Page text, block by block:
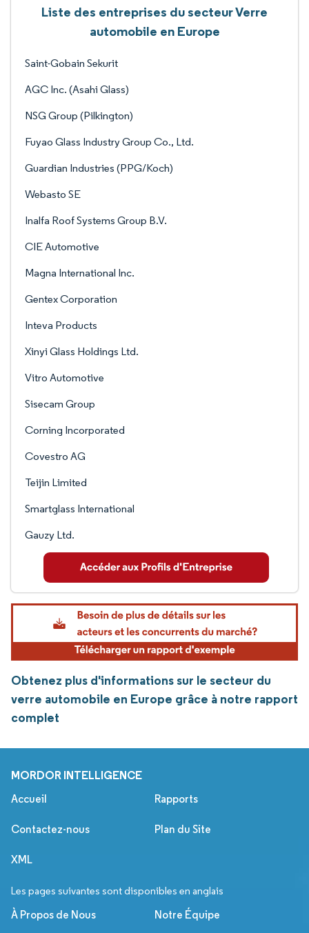
Liste des entreprises du secteur Verre
automobile en Europe
Saint-Gobain Sekurit
AGC Inc. (Asahi Glass)
NSG Group (Pilkington)
Fuyao Glass Industry Group Co., Ltd.
Guardian Industries (PPG/Koch)
Webasto SE
Inalfa Roof Systems Group B.V.
CIE Automotive
Magna International Inc.
Gentex Corporation
Inteva Products
Xinyi Glass Holdings Ltd.
Vitro Automotive
Sisecam Group
Corning Incorporated
Covestro AG
Teijin Limited
Smartglass International
Gauzy Ltd.
Obtenez plus d'informations sur le secteur du
verre automobile en Europe grâce à notre rapport
complet
MORDOR INTELLIGENCE
Accueil Rapports
Contactez-nous Plan du Site
XML
Les pages suivantes sont disponibles en anglais
À Propos de Nous Notre Équipe